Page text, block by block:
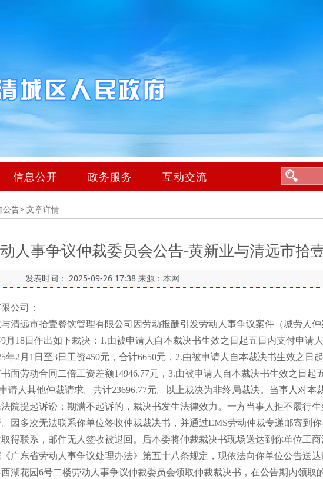
信息公开 政务服务 互动交流
公告> 文章详情
人事争议仲裁委员会公告-黄新业与清远市拾
发表时间： 2025-09-26 17:38 来源：本网
公司：
远市拾壹餐饮管理有限公司因劳动报酬引发劳动人事争议案件（城劳人仲
月18日作出如下裁决：1.由被申请人自本裁决书生效之日起五日内支付申请人
年2月1日至3日工资450元，合计6650元，2.由被申请人自本裁决书生效之日
面劳动合同二倍工资差额14946.77元，3.由被申请人自本裁决书生效之日起
请人其他仲裁请求。共计23696.77元。以上裁决为非终局裁决。当事人对本
院提起诉讼；期满不起诉的，裁决书发生法律效力。一方当事人拒不履行
因多次无法联系你单位签收仲裁裁决书，并通过EMS劳动仲裁专递邮寄到
得联系，邮件无人签收被退回。后本委将仲裁裁决书现场送达到你单位工
广东省劳动人事争议处理办法》第五十八条规定，现依法向你单位公告送
湖花园6号二楼劳动人事争议仲裁委员会领取仲裁裁决书，在公告期内领取